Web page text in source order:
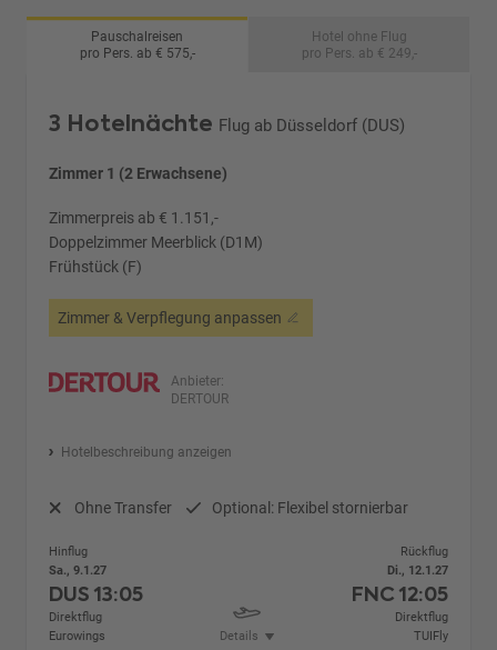
Pauschalreisen
pro Pers. ab € 575,-
Hotel ohne Flug
pro Pers. ab € 249,-
3 Hotelnächte Flug ab Düsseldorf (DUS)
Zimmer 1 (2 Erwachsene)
Zimmerpreis ab € 1.151,-
Doppelzimmer Meerblick (D1M)
Frühstück (F)
Zimmer & Verpflegung anpassen
Anbieter:
DERTOUR
Hotelbeschreibung anzeigen
Ohne Transfer Optional: Flexibel stornierbar
Hinflug
Sa., 9.1.27
DUS13:05
Direktflug
Eurowings
Details
Rückflug
Di., 12.1.27
FNC 12:05
Direktflug
TUIFly